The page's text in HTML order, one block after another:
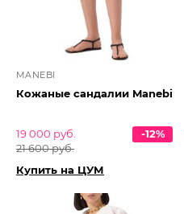
MANEBI
Кожаные сандалии Manebi
19 000 руб.
21 600 руб.
-12%
Купить на ЦУМ